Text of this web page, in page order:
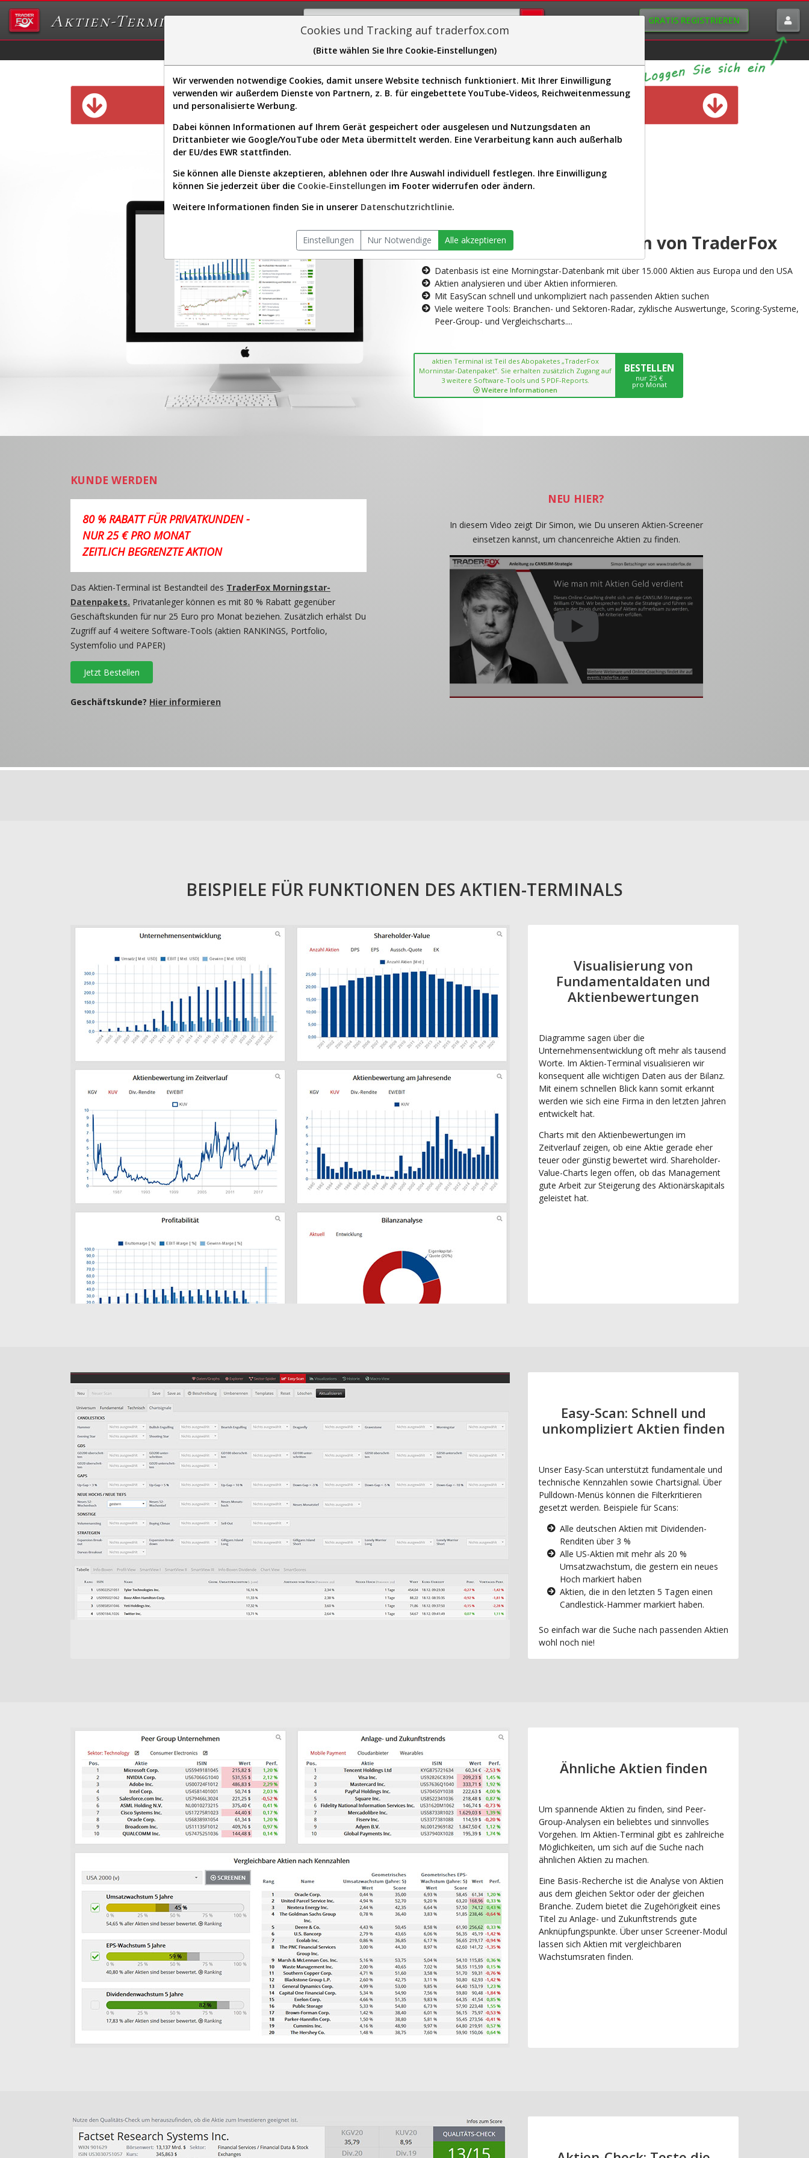
Aktien-Terminal GRATIS REGISTRIEREN
Sector-Spider Easy-Scan Visualizations
Diese Funktion ist nur für Premium-Kunden verfügbar
AKTIEN-TERMINAL
Die Aktienanalyse-Plattform von TraderFox
Datenbasis ist eine Morningstar-Datenbank mit über 15.000 Aktien aus Europa und den USA
Aktien analysieren und über Aktien informieren.
Mit EasyScan schnell und unkompliziert nach passenden Aktien suchen
Viele weitere Tools: Branchen- und Sektoren-Radar, zyklische Auswertunge, Scoring-Systeme,
Peer-Group- und Vergleichscharts....
aktien Terminal ist Teil des Abopaketes „TraderFox
Morninstar-Datenpaket“. Sie erhalten zusätzlich Zugang auf
3 weitere Software-Tools und 5 PDF-Reports.
Weitere Informationen
BESTELLEN
nur 25 €
pro Monat
KUNDE WERDEN
80 % RABATT FÜR PRIVATKUNDEN -
NUR 25 € PRO MONAT
ZEITLICH BEGRENZTE AKTION
Das Aktien-Terminal ist Bestandteil des TraderFox Morningstar-
Datenpakets. Privatanleger können es mit 80 % Rabatt gegenüber
Geschäftskunden für nur 25 Euro pro Monat beziehen. Zusätzlich erhälst Du
Zugriff auf 4 weitere Software-Tools (aktien RANKINGS, Portfolio,
Systemfolio und PAPER)
Jetzt Bestellen
Geschäftskunde? Hier informieren
NEU HIER?
In diesem Video zeigt Dir Simon, wie Du unseren Aktien-Screener
einsetzen kannst, um chancenreiche Aktien zu finden.
BEISPIELE FÜR FUNKTIONEN DES AKTIEN-TERMINALS
Visualisierung von
Fundamentaldaten und
Aktienbewertungen
Diagramme sagen über die
Unternehmensentwicklung oft mehr als tausend
Worte. Im Aktien-Terminal visualisieren wir
konsequent alle wichtigen Daten aus der Bilanz.
Mit einem schnellen Blick kann somit erkannt
werden wie sich eine Firma in den letzten Jahren
entwickelt hat.
Charts mit den Aktienbewertungen im
Zeitverlauf zeigen, ob eine Aktie gerade eher
teuer oder günstig bewertet wird. Shareholder-
Value-Charts legen offen, ob das Management
gute Arbeit zur Steigerung des Aktionärskapitals
geleistet hat.
Easy-Scan: Schnell und
unkompliziert Aktien finden
Unser Easy-Scan unterstützt fundamentale und
technische Kennzahlen sowie Chartsignal. Über
Pulldown-Menüs können die Filterkritieren
gesetzt werden. Beispiele für Scans:
Alle deutschen Aktien mit Dividenden-
Renditen über 3 %
Alle US-Aktien mit mehr als 20 %
Umsatzwachstum, die gestern ein neues
Hoch markiert haben
Aktien, die in den letzten 5 Tagen einen
Candlestick-Hammer markiert haben.
So einfach war die Suche nach passenden Aktien
wohl noch nie!
Ähnliche Aktien finden
Um spannende Aktien zu finden, sind Peer-
Group-Analysen ein beliebtes und sinnvolles
Vorgehen. Im Aktien-Terminal gibt es zahlreiche
Möglichkeiten, um sich auf die Suche nach
ähnlichen Aktien zu machen.
Eine Basis-Recherche ist die Analyse von Aktien
aus dem gleichen Sektor oder der gleichen
Branche. Zudem bietet die Zugehörigkeit eines
Titel zu Anlage- und Zukunftstrends gute
Anknüpfungspunkte. Über unser Screener-Modul
lassen sich Aktien mit vergleichbaren
Wachstumsraten finden.
Cookies und Tracking auf traderfox.com
(Bitte wählen Sie Ihre Cookie-Einstellungen)
Wir verwenden notwendige Cookies, damit unsere Website technisch funktioniert. Mit Ihrer Einwilligung
verwenden wir außerdem Dienste von Partnern, z. B. für eingebettete YouTube-Videos, Reichweitenmessung
und personalisierte Werbung.
Dabei können Informationen auf Ihrem Gerät gespeichert oder ausgelesen und Nutzungsdaten an
Drittanbieter wie Google/YouTube oder Meta übermittelt werden. Eine Verarbeitung kann auch außerhalb
der EU/des EWR stattfinden.
Sie können alle Dienste akzeptieren, ablehnen oder Ihre Auswahl individuell festlegen. Ihre Einwilligung
können Sie jederzeit über die Cookie-Einstellungen im Footer widerrufen oder ändern.
Weitere Informationen finden Sie in unserer Datenschutzrichtlinie.
Einstellungen Nur Notwendige Alle akzeptieren